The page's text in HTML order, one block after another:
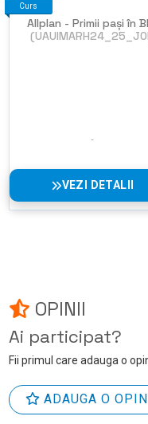
Curs
Allplan - Primii pași în
VEZI DETALII
OPINII
Ai participat?
Fii primul care adauga o
ADAUGA O